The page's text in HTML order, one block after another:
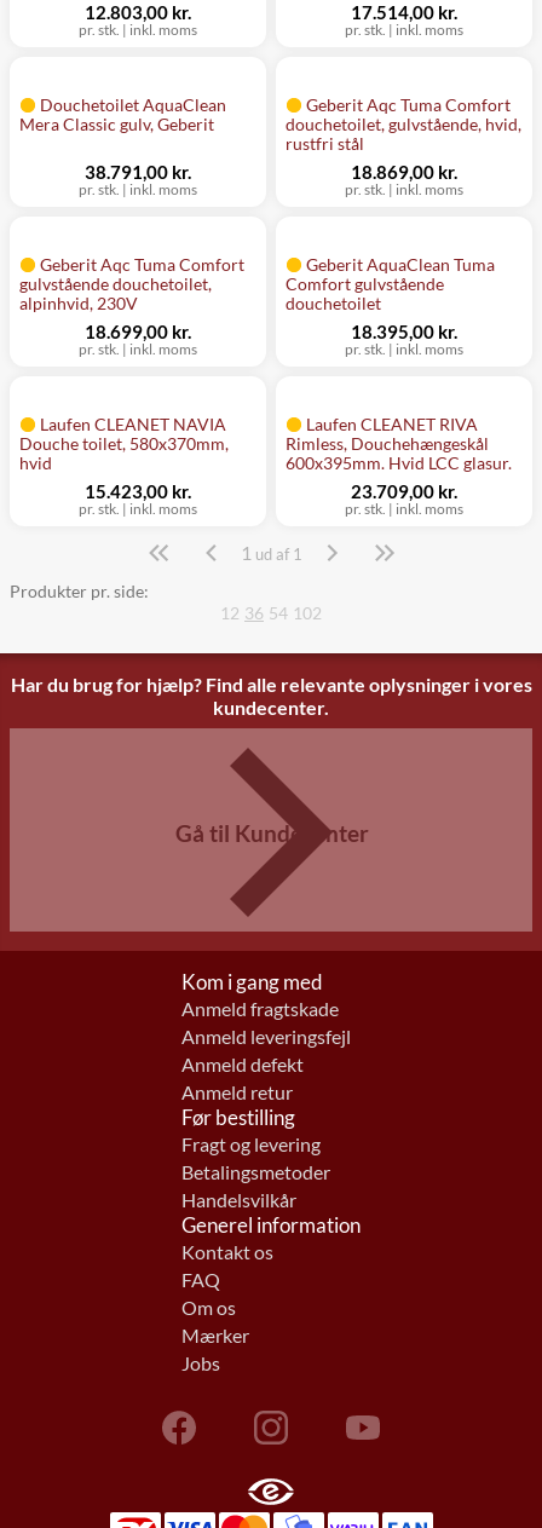
pr. stk. | inkl. moms
12.803,00 kr.
pr. stk. | inkl. moms
17.514,00 kr.
Douchetoilet AquaClean
Mera Classic gulv, Geberit
pr. stk. | inkl. moms
38.791,00 kr.
Geberit Aqc Tuma Comfort
douchetoilet, gulvstående, hvid,
rustfri stål
pr. stk. | inkl. moms
18.869,00 kr.
Geberit Aqc Tuma Comfort
gulvstående douchetoilet,
alpinhvid, 230V
pr. stk. | inkl. moms
18.699,00 kr.
Geberit AquaClean Tuma
Comfort gulvstående
douchetoilet
pr. stk. | inkl. moms
18.395,00 kr.
Laufen CLEANET NAVIA
Douche toilet, 580x370mm,
hvid
pr. stk. | inkl. moms
15.423,00 kr.
Laufen CLEANET RIVA
Rimless, Douchehængeskål
600x395mm. Hvid LCC glasur.
pr. stk. | inkl. moms
23.709,00 kr.
Side
1 ud af 1
Produkter pr. side:
12 36 54 102
Har du brug for hjælp? Find alle relevante oplysninger i vores
kundecenter.
Gå til Kundecenter
Kom i gang med
Anmeld fragtskade
Anmeld leveringsfejl
Anmeld defekt
Anmeld retur
Før bestilling
Fragt og levering
Betalingsmetoder
Handelsvilkår
Generel information
Kontakt os
FAQ
Om os
Mærker
Jobs